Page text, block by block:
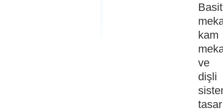
kam
ve
dişli